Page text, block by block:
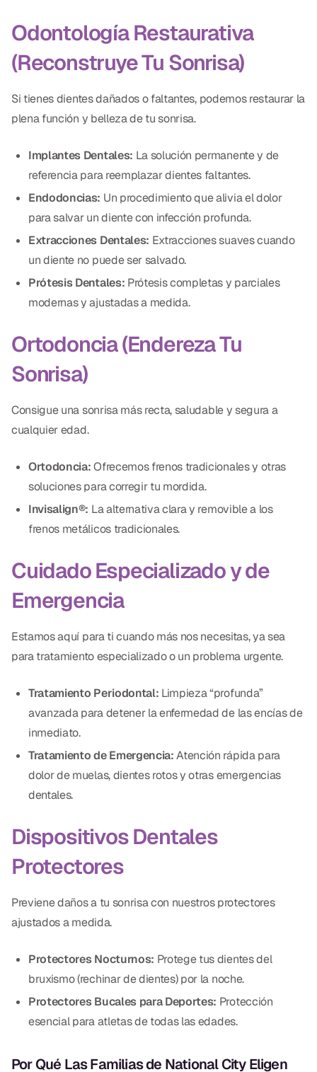
DOCTORES
Dr. Douglas Ness
Dr. Hassan Haidar
Dr. Allen Newman
Dr. Marco Casco
Solicitar una Cita
Español
Odontología Restaurativa
(Reconstruye Tu Sonrisa)
Si tienes dientes dañados o faltantes, podemos restaurar la
plena función y belleza de tu sonrisa.
Implantes Dentales: La solución permanente y de
referencia para reemplazar dientes faltantes.
Endodoncias: Un procedimiento que alivia el dolor
para salvar un diente con infección profunda.
Extracciones Dentales: Extracciones suaves cuando
un diente no puede ser salvado.
Prótesis Dentales: Prótesis completas y parciales
modernas y ajustadas a medida.
Ortodoncia (Endereza Tu
Sonrisa)
Consigue una sonrisa más recta, saludable y segura a
cualquier edad.
Ortodoncia:Ofrecemos frenos tradicionales y otras
soluciones para corregir tu mordida.
Invisalign®: La alternativa clara y removible a los
frenos metálicos tradicionales.
Cuidado Especializado y de
Emergencia
Estamos aquí para ti cuando más nos necesitas, ya sea
para tratamiento especializado o un problema urgente.
Tratamiento Periodontal: Limpieza “profunda”
avanzada para detener la enfermedad de las encías de
inmediato.
Tratamiento de Emergencia:Atención rápida para
dolor de muelas, dientes rotos y otras emergencias
dentales.
Dispositivos Dentales
Protectores
Previene daños a tu sonrisa con nuestros protectores
ajustados a medida.
Protectores Nocturnos: Protege tus dientes del
bruxismo (rechinar de dientes) por la noche.
Protectores Bucales para Deportes: Protección
esencial para atletas de todas las edades.
Por Qué Las Familias de National City Eligen